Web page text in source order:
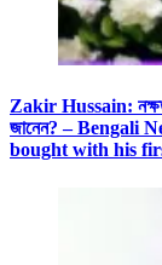
Zakir Hussain: নক্ষত্র
জানেন? – Bengali
bought with his